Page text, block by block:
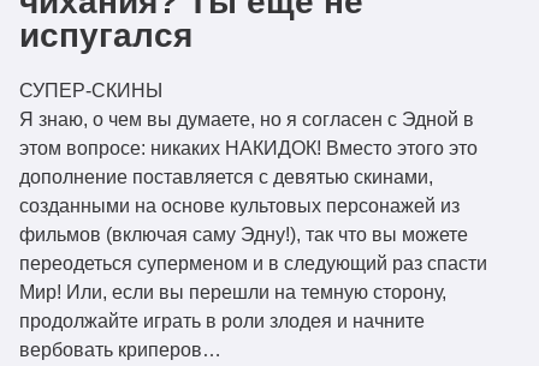
испугался
СУПЕР-СКИНЫ
Я знаю, о чем вы думаете, но я согласен с Эдной в
этом вопросе: никаких НАКИДОК! Вместо этого это
дополнение поставляется с девятью скинами,
созданными на основе культовых персонажей из
фильмов (включая саму Эдну!), так что вы можете
переодеться суперменом и в следующий раз спасти
Мир! Или, если вы перешли на темную сторону,
продолжайте играть в роли злодея и начните
вербовать криперов…